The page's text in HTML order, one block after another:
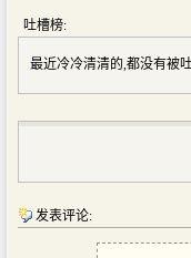
吐槽榜:
最近冷冷清清的,都没有被
发表评论: